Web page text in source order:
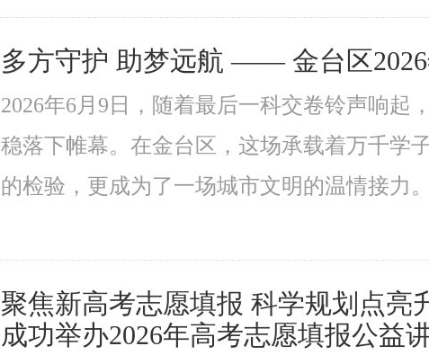
多方守护 助梦远航 —— 金台区
2026年6月9日，随着最后一科交卷铃声响起
稳落下帷幕。在金台区，这场承载着万千学
的检验，更成为了一场城市文明的温情接力
聚焦新高考志愿填报 科学规划点
成功举办2026年高考志愿填报公益